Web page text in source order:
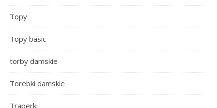
Topy
Topy basic
torby damskie
Torebki damskie
Traperki